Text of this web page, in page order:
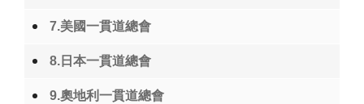
7.美國一貫道總會
8.日本一貫道總會
9.奧地利一貫道總會